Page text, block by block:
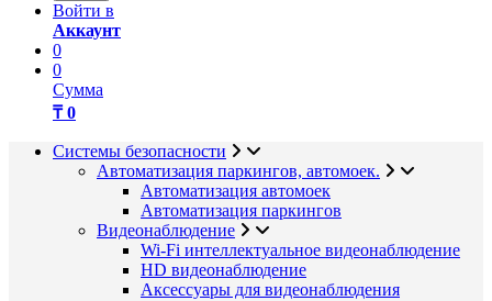
Войти в
Аккаунт
0
0
Сумма
₸ 0
Системы безопасности
Автоматизация паркингов, автомоек.
Автоматизация автомоек
Автоматизация паркингов
Видеонаблюдение
Wi-Fi интеллектуальное видеонаблюдение
HD видеонаблюдение
Аксессуары для видеонаблюдения